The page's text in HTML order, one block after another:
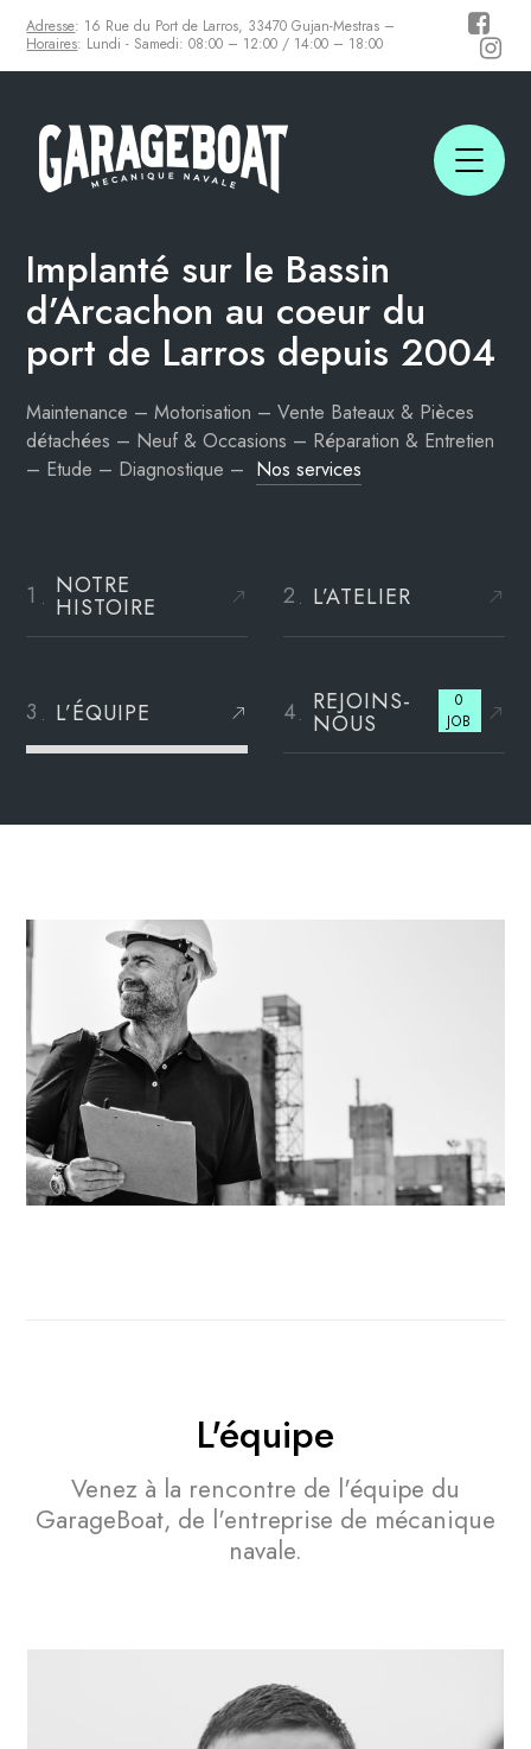
Adresse: 16 Rue du Port de Larros, 33470 Gujan-Mestras –
Horaires: Lundi - Samedi: 08:00 – 12:00 / 14:00 – 18:00
Implanté sur le Bassin
d’Arcachon au coeur du
port de Larros depuis 2004
Maintenance – Motorisation – Vente Bateaux & Pièces
détachées – Neuf & Occasions – Réparation & Entretien
– Etude – Diagnostique – Nos services
NOTRE
HISTOIRE L’ATELIER
L’ÉQUIPE REJOINS-
NOUS
0
JOB
L'équipe
Venez à la rencontre de l'équipe du
GarageBoat, de l'entreprise de mécanique
navale.